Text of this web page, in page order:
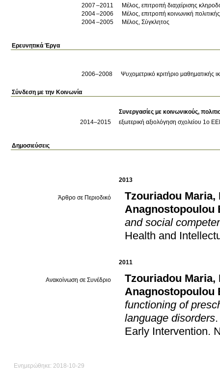
2007 2011
Μέλος, επιτροπή διαχείρισης
2004
2006
Μέλος, επιτροπή κοινωνική πολιτικής
2004
2005 Μέλος, Σύγκλητος
Ερευνητικά Έργα
2006–2008 Ψυχομετρικό κριτήριο μαθηματικής
Σύνδεση με την Κοινωνία
Συνεργασίες με κοινωνικούς,
2014–2015 εξωτερική αξιολόγηση σχολείου 1ο
Δημοσιεύσεις
2013
Άρθρο σε Περιοδικό Tzouriadou Maria,
Anagnostopoulou
and social
Health and
2011
Ανακοίνωση σε Συνέδριο Tzouriadou Maria,
Anagnostopoulou
functioning of
language disorders
Early Intervention.
Ενημερώθηκε: 2018-10-29